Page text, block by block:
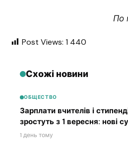
По
Post Views: 1 440
Схожі новини
ОБЩЕСТВО
Зарплати вчителів і
зростуть з 1 вересня: нові
1 день тому